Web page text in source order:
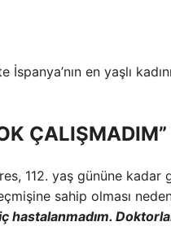
İspanya’nın en yaşlı
ÇALIŞMADIM”
112. yaş gününe kadar
sahip olması
hastalanmadım.